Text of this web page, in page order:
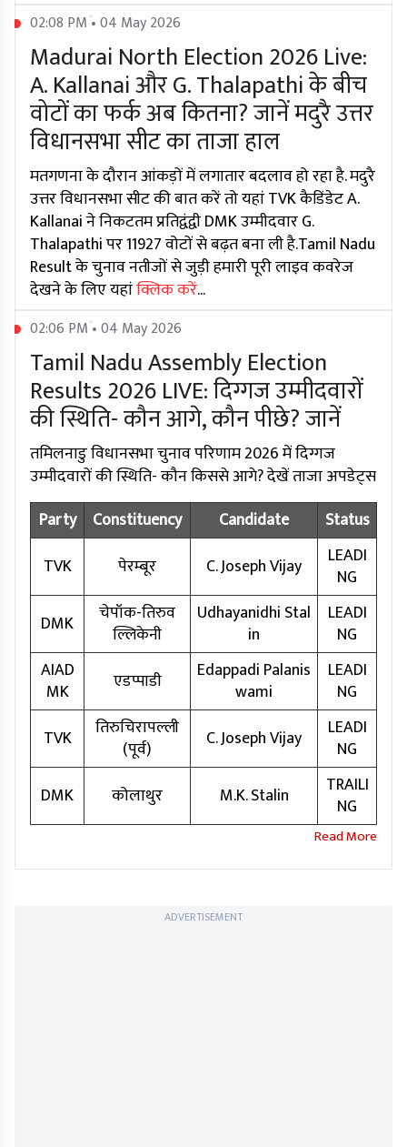
02:08 PM • 04 May 2026
Madurai North Election 2026 Live:
A. Kallanai और G. Thalapathi के बीच
वोटों का फर्क अब कितना? जानें मदुरै उत्तर
विधानसभा सीट का ताजा हाल
मतगणना के दौरान आंकड़ों में लगातार बदलाव हो रहा है. मदुरै
उत्तर विधानसभा सीट की बात करें तो यहां TVK कैडिंडेट A.
Kallanai ने निकटतम प्रतिद्वंद्वी DMK उम्मीदवार G.
Thalapathi पर 11927 वोटों से बढ़त बना ली है.Tamil Nadu
Result के चुनाव नतीजों से जुड़ी हमारी पूरी लाइव कवरेज
देखने के लिए यहांक्लिक करें...
02:06 PM • 04 May 2026
Tamil Nadu Assembly Election
Results 2026 LIVE: दिग्गज उम्मीदवारों
की स्थिति- कौन आगे, कौन पीछे? जानें
तमिलनाडु विधानसभा चुनाव परिणाम 2026 में दिग्गज
उम्मीदवारों की स्थिति- कौन किससे आगे? देखें ताजा अपडेट्स
Party
Constituency Candidate
Status
TVK
पेरम्बूर C. Joseph Vijay
LEADI
NG
DMK
चेपॉक-तिरुव
ल्लिकेनी
Udhayanidhi Stal
in
LEADI
NG
AIAD
MK
एडप्पाडी
Edappadi Palanis
wami
LEADI
NG
TVK
तिरुचिरापल्ली
(पूर्व)
C. Joseph Vijay
LEADI
NG
DMK
कोलाथुर M.K. Stalin
TRAILI
NG
ADVERTISEMENT